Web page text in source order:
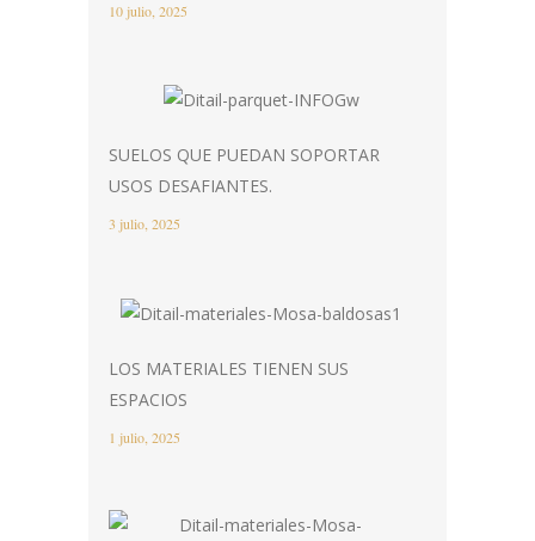
10 julio, 2025
SUELOS QUE PUEDAN SOPORTAR
USOS DESAFIANTES.
3 julio, 2025
LOS MATERIALES TIENEN SUS
ESPACIOS
1 julio, 2025